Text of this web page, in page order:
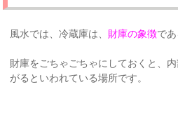
風水では、冷蔵庫は、 財庫の象徴で
財庫をごちゃごちゃにしておくと、
がるといわれている場所です。